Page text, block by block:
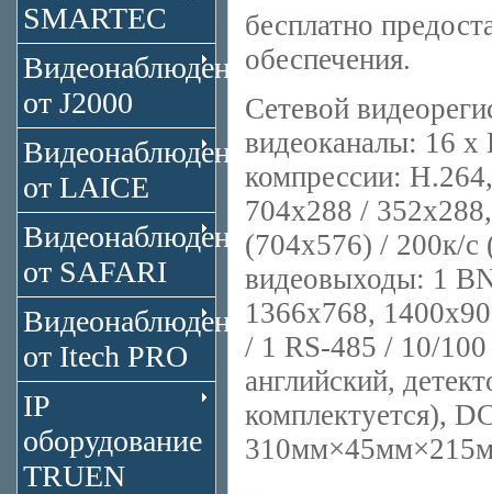
SMARTEC
Видеонаблюдение
от J2000
Видеонаблюдение
от LAICE
Видеонаблюдение
от SAFARI
Видеонаблюдение
от Itech PRO
IP
оборудование
TRUEN
бесплатно
обеспечения.
Сетевой
видеоканалы: 16
компрессии:
704x288 /
(704x576) / 200к/с
видеовыходы: 1
1366x768,
/ 1 RS-485 / 10/
английский,
комплектуется),